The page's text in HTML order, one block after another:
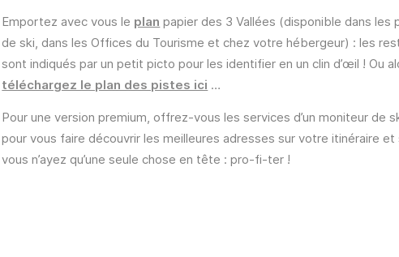
Emportez avec vous le plan papier des 3 Vallées (disponible dans les
de ski, dans les Offices du Tourisme et chez votre hébergeur) : les
sont indiqués par un petit picto pour les identifier en un clin d’œil ! Ou
téléchargez le plan des pistes ici …
Pour une version premium, offrez-vous les services d’un moniteur de
pour vous faire découvrir les meilleures adresses sur votre itinéraire et
vous n’ayez qu’une seule chose en tête : pro-fi-ter !